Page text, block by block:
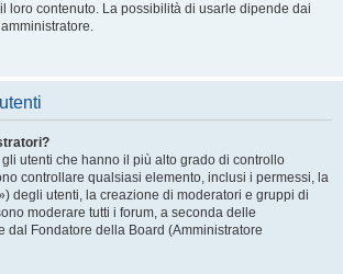
loro contenuto. La possibilità di usarle dipende dai
utenti che hanno il più alto grado di controllo
controllare qualsiasi elemento, inclusi i permessi, la
degli utenti, la creazione di moderatori e gruppi di
moderare tutti i forum, a seconda delle
dal Fondatore della Board (Amministratore